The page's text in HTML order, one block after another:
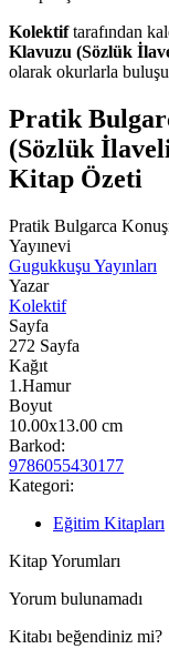
Kolektiftarafından
Klavuzu (Sözlük
olarak okurlarla
Pratik
(Sözlük
Kitap Özeti
Pratik Bulgarca
Yayınevi
Gugukkuşu Yayınları
Yazar
Kolektif
Sayfa
272 Sayfa
Kağıt
1.Hamur
Boyut
10.00x13.00 cm
Barkod:
9786055430177
Kategori:
Eğitim Kitapları
Kitap Yorumları
Yorum bulunamadı
Kitabı beğendiniz mi?